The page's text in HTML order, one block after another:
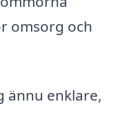
omsorg och
ännu enklare,